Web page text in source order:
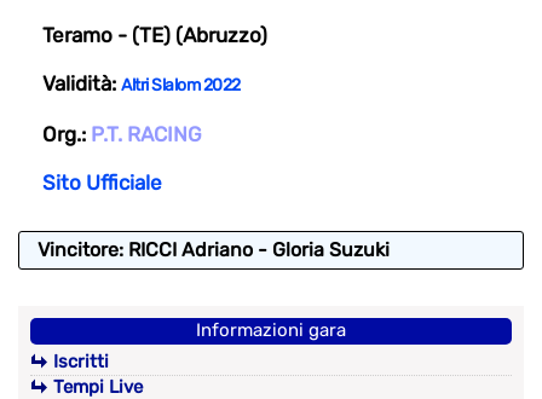
Teramo - (TE) (Abruzzo)
Validità: Altri Slalom 2022
Org.: P.T. RACING
Sito Ufficiale
Vincitore: RICCI Adriano - Gloria Suzuki
Informazioni gara
Iscritti
Tempi Live